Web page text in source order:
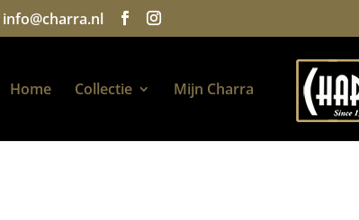
info@charra.nl
Home Collectie Mijn Charra